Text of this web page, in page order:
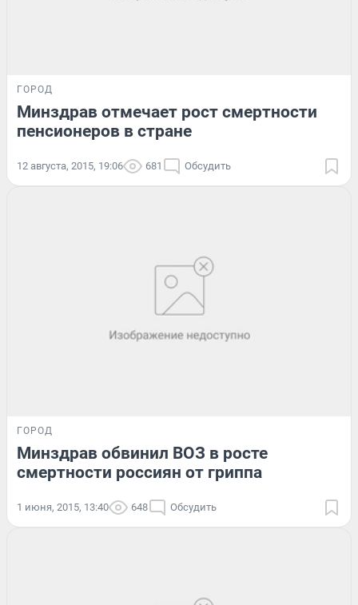
ГОРОД
Минздрав отмечает рост смертности
пенсионеров в стране
12 августа, 2015, 19:06 681 Обсудить
ГОРОД
Минздрав обвинил ВОЗ в росте
смертности россиян от гриппа
1 июня, 2015, 13:40 648 Обсудить